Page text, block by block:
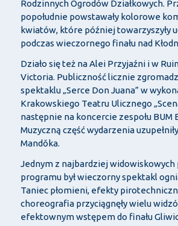
Rodzinnych Ogrodów Działkowych.
popołudnie powstawały kolorowe
kwiatów, które później towarzyszyły
podczas wieczornego finału nad
Działo się też na Alei Przyjaźni i w
Victoria. Publiczność licznie
spektaklu „Serce Don Juana” w
Krakowskiego Teatru Ulicznego
następnie na koncercie zespołu BUM
Muzyczną część wydarzenia
Mandŏka.
Jednym z najbardziej
programu był wieczorny spektakl
Taniec płomieni, efekty
choreografia przyciągnęły wielu
efektownym wstępem do finału